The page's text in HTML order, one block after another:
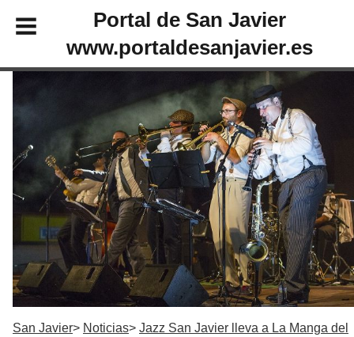
Portal de San Javier
www.portaldesanjavier.es
San Javier Noticias
Jazz San Javier lleva a La Manga del